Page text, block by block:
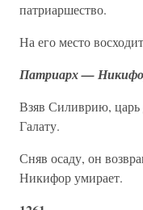
патриаршество.
На его место
Патриарх —
Взяв Силиврию, царь
Галату.
Сняв осаду, он
Никифор умирает.